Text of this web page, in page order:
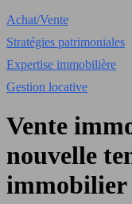
Achat/Vente
Stratégies patrimoniales
Expertise immobilière
Gestion locative
Vente
nouvelle
immobilier